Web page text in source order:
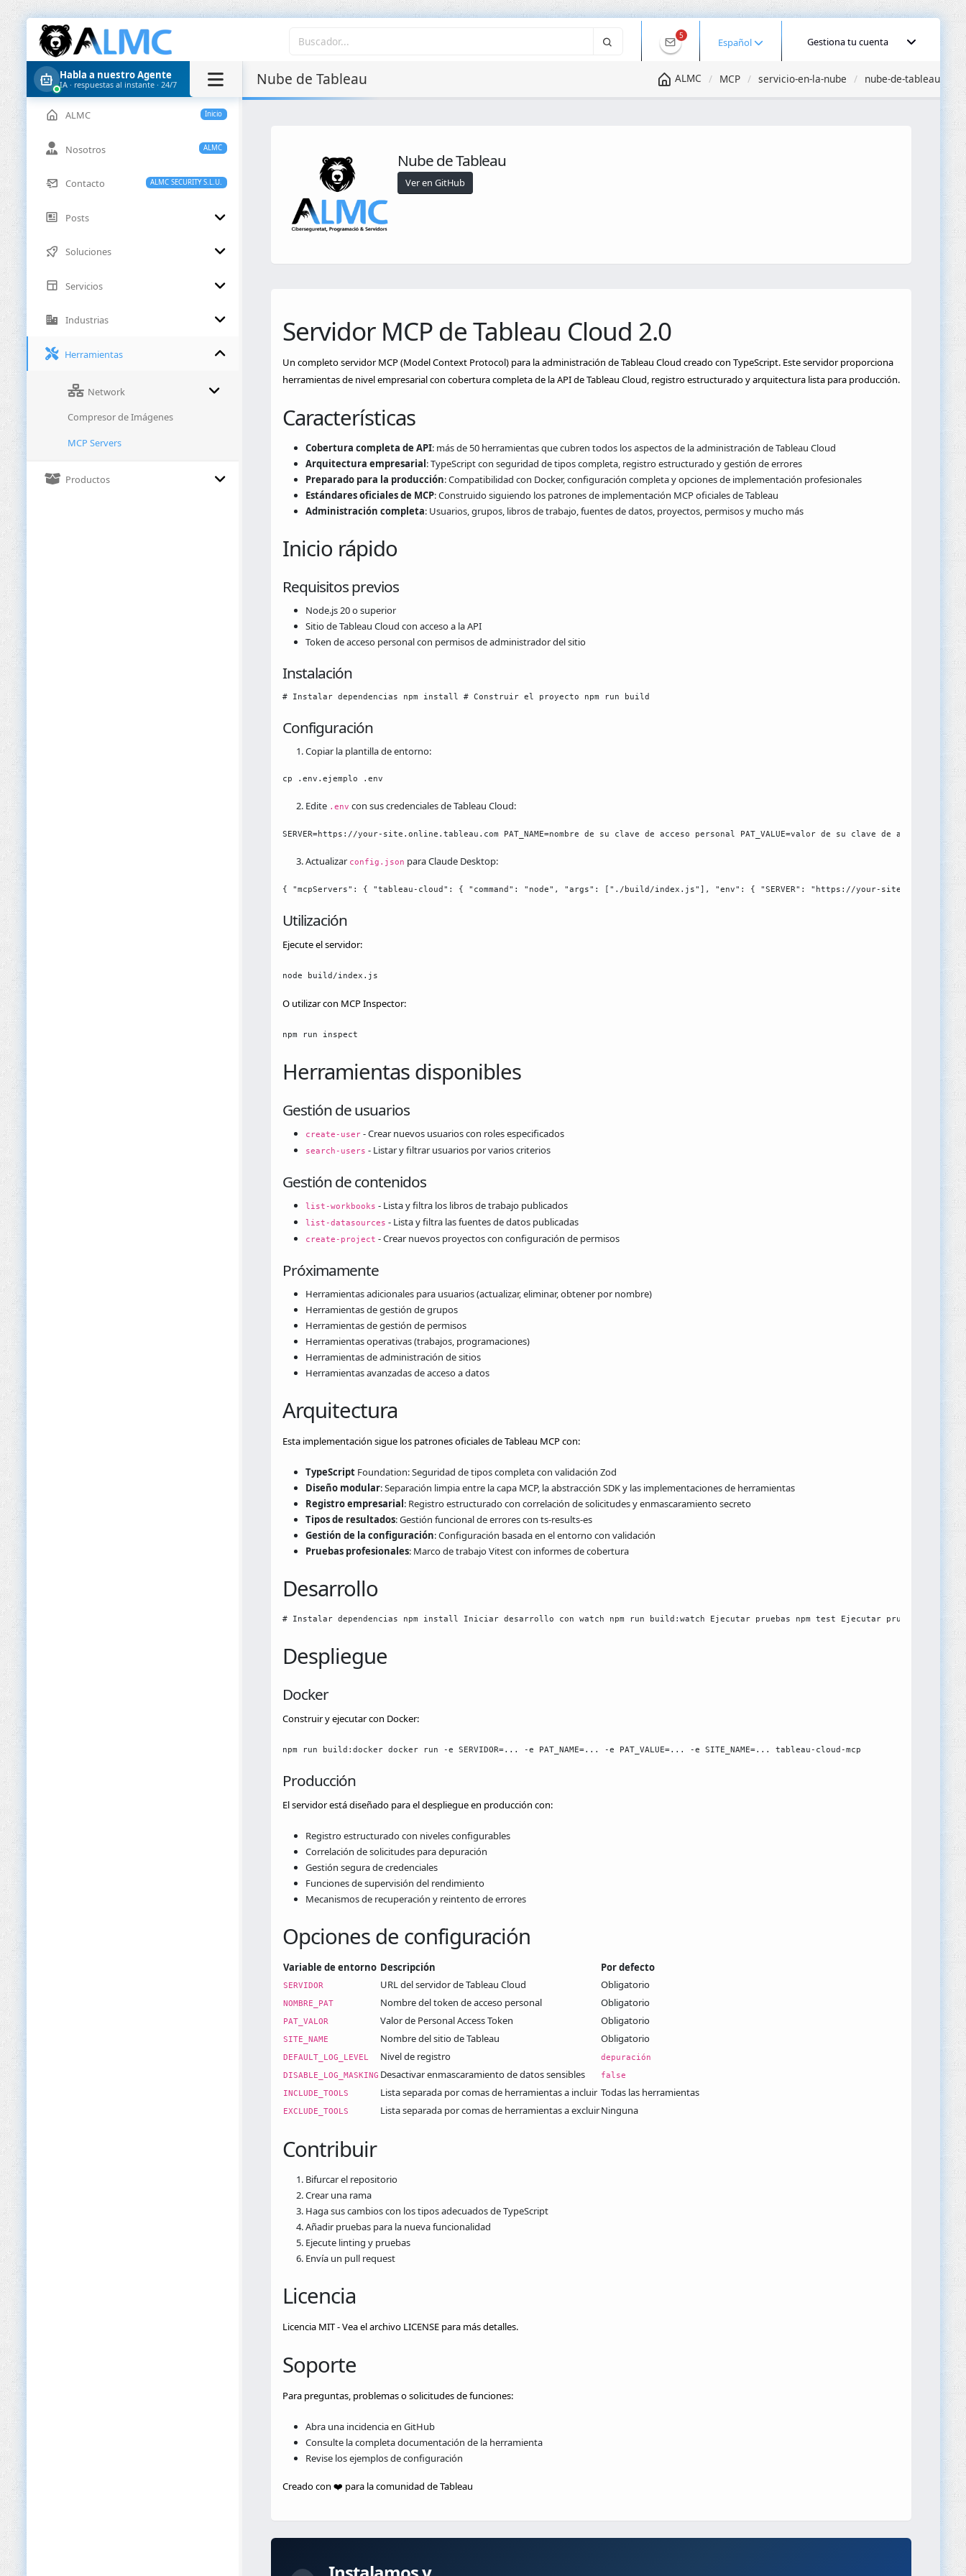
5
Español Gestiona tu cuenta
Habla a nuestro Agente
IA · respuestas al instante · 24/7
Inicio
ALMC
ALMC
Nosotros
ALMC SECURITY S.L.U.
Contacto
Posts
Soluciones
Servicios
Industrias
Herramientas
Network
Compresor de Imágenes
MCP Servers
Productos
Nube de Tableau ALMC MCP servicio-en-la-nube nube-de-tableau
Nube de Tableau
Ver en GitHub
Servidor MCP de Tableau Cloud 2.0
Un completo servidor MCP (Model Context Protocol) para la administración de Tableau Cloud creado con TypeScript. Este servidor proporciona
herramientas de nivel empresarial con cobertura completa de la API de Tableau Cloud, registro estructurado y arquitectura lista para producción.
Características
Cobertura completa de API: más de 50 herramientas que cubren todos los aspectos de la administración de Tableau Cloud
Arquitectura empresarial: TypeScript con seguridad de tipos completa, registro estructurado y gestión de errores
Preparado para la producción: Compatibilidad con Docker, configuración completa y opciones de implementación profesionales
Estándares oficiales de MCP: Construido siguiendo los patrones de implementación MCP oficiales de Tableau
Administración completa: Usuarios, grupos, libros de trabajo, fuentes de datos, proyectos, permisos y mucho más
Inicio rápido
Requisitos previos
Node.js 20 o superior
Sitio de Tableau Cloud con acceso a la API
Token de acceso personal con permisos de administrador del sitio
Instalación
# Instalar dependencias npm install # Construir el proyecto npm run build
Configuración
Copiar la plantilla de entorno:
cp .env.ejemplo .env
Edite .env con sus credenciales de Tableau Cloud:
SERVER=https://your-site.online.tableau.com PAT_NAME=nombre de su clave de acceso personal PAT_VALUE=valor de su clave de acceso
Actualizar config.json para Claude Desktop:
{ "mcpServers": { "tableau-cloud": { "command": "node", "args": ["./build/index.js"], "env": { "SERVER": "https://your-
Utilización
Ejecute el servidor:
node build/index.js
O utilizar con MCP Inspector:
npm run inspect
Herramientas disponibles
Gestión de usuarios
create-user- Crear nuevos usuarios con roles especificados
search-users - Listar y filtrar usuarios por varios criterios
Gestión de contenidos
list-workbooks - Lista y filtra los libros de trabajo publicados
list-datasources - Lista y filtra las fuentes de datos publicadas
create-project - Crear nuevos proyectos con configuración de permisos
Próximamente
Herramientas adicionales para usuarios (actualizar, eliminar, obtener por nombre)
Herramientas de gestión de grupos
Herramientas de gestión de permisos
Herramientas operativas (trabajos, programaciones)
Herramientas de administración de sitios
Herramientas avanzadas de acceso a datos
Arquitectura
Esta implementación sigue los patrones oficiales de Tableau MCP con:
TypeScriptFoundation: Seguridad de tipos completa con validación Zod
Diseño modular: Separación limpia entre la capa MCP, la abstracción SDK y las implementaciones de herramientas
Registro empresarial: Registro estructurado con correlación de solicitudes y enmascaramiento secreto
Tipos de resultados: Gestión funcional de errores con ts-results-es
Gestión de la configuración: Configuración basada en el entorno con validación
Pruebas profesionales: Marco de trabajo Vitest con informes de cobertura
Desarrollo
# Instalar dependencias npm install Iniciar desarrollo con watch npm run build:watch Ejecutar pruebas npm test Ejecutar pruebas con
Despliegue
Docker
Construir y ejecutar con Docker:
npm run build:docker docker run -e SERVIDOR=... -e PAT_NAME=... -e PAT_VALUE=... -e SITE_NAME=... tableau-cloud-mcp
Producción
El servidor está diseñado para el despliegue en producción con:
Registro estructurado con niveles configurables
Correlación de solicitudes para depuración
Gestión segura de credenciales
Funciones de supervisión del rendimiento
Mecanismos de recuperación y reintento de errores
Opciones de configuración
Variable de entorno Descripción Por defecto
SERVIDOR URL del servidor de Tableau Cloud Obligatorio
NOMBRE_PAT Nombre del token de acceso personal Obligatorio
PAT_VALOR Valor de Personal Access Token Obligatorio
SITE_NAME Nombre del sitio de Tableau Obligatorio
DEFAULT_LOG_LEVEL Nivel de registro
depuración
DISABLE_LOG_MASKING Desactivar enmascaramiento de datos sensibles
false
INCLUDE_TOOLS
Lista separada por comas de herramientas a incluir Todas las herramientas
EXCLUDE_TOOLS Lista separada por comas de herramientas a excluirNinguna
Contribuir
Bifurcar el repositorio
Crear una rama
Haga sus cambios con los tipos adecuados de TypeScript
Añadir pruebas para la nueva funcionalidad
Ejecute linting y pruebas
Envía un pull request
Licencia
Licencia MIT - Vea el archivo LICENSE para más detalles.
Soporte
Para preguntas, problemas o solicitudes de funciones:
Abra una incidencia en GitHub
Consulte la completa documentación de la herramienta
Revise los ejemplos de configuración
Creado con ❤️ para la comunidad de Tableau